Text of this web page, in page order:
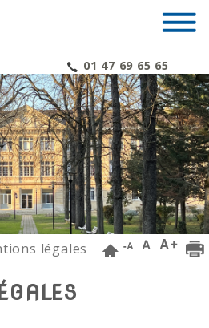
01 47 69 65 65
légales